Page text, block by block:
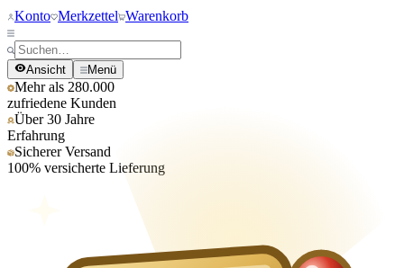
Konto Merkzettel Warenkorb
Ansicht Menü
Mehr als 280.000
zufriedene Kunden
Über 30 Jahre
Erfahrung
Sicherer Versand
100% versicherte Lieferung